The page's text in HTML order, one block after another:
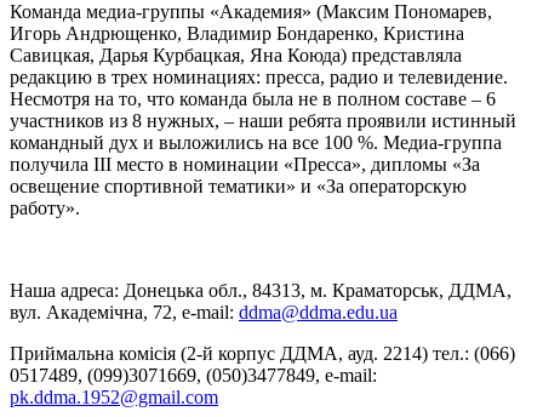
Команда медиа-группы «Академия» (Максим Пономарев,
Игорь Андрющенко, Владимир Бондаренко, Кристина
Савицкая, Дарья Курбацкая, Яна Коюда) представляла
редакцию в трех номинациях: пресса, радио и телевидение.
Несмотря на то, что команда была не в полном составе – 6
участников из 8 нужных, – наши ребята проявили истинный
командный дух и выложились на все 100 %. Медиа-группа
получила III место в номинации «Пресса», дипломы «За
освещение спортивной тематики» и «За операторскую
работу».
Наша адреса: Донецька обл., 84313, м. Краматорськ, ДДМА,
вул. Академічна, 72, е-mail: ddma@ddma.edu.ua
Приймальна комісія (2-й корпус ДДМА, ауд. 2214) тел.: (066)
0517489, (099)3071669, (050)3477849, e-mail:
pk.ddma.1952@gmail.com